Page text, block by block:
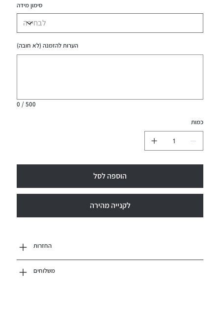
סימון מידה
הערות להזמנה (לא חובה)
0 / 500
כמות
הוספה לסל
לקנייה מהירה
החזרות
משלוחים